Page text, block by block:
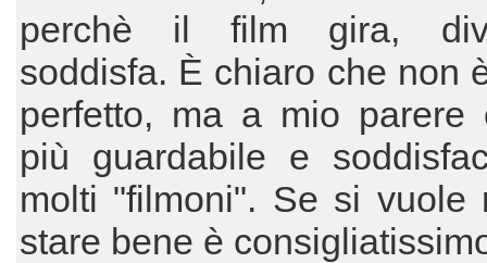
perchè il film gira,
soddisfa. È chiaro che non
perfetto, ma a mio parere
più guardabile e
molti "filmoni". Se si vuole
stare bene è